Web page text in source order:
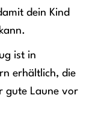
dein Kind
ist in
erhältlich, die
gute Laune vor